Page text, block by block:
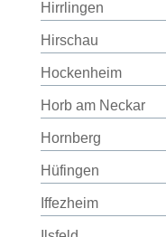
Hirrlingen
Hirschau
Hockenheim
Horb am Neckar
Hornberg
Hüfingen
Iffezheim